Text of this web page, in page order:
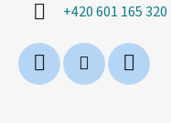
+420 601 165 320